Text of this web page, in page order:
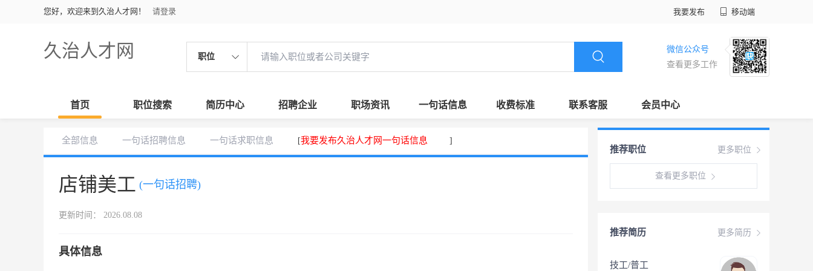
您好，欢迎来到久治人才网！ 请登录 我要发布 移动端
久治人才网 职位
微信公众号
查看更多工作
首页 职位搜索 简历中心 招聘企业 职场资讯 一句话信息 收费标准 联系客服 会员中心
全部信息 一句话招聘信息 一句话求职信息 [我要发布久治人才网一句话信息 ]
店铺美工 (一句话招聘)
更新时间： 2026.08.08
具体信息
更多职位
推荐职位
查看更多职位
更多简历
推荐简历
技工/普工